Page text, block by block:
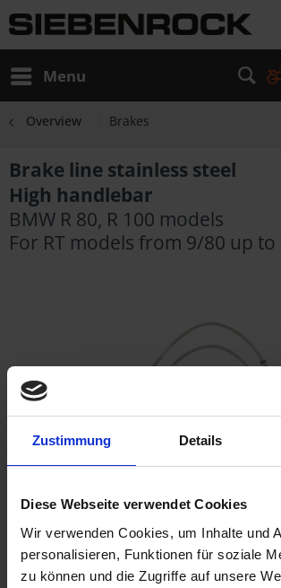
Zustimmung Details
Diese Webseite verwendet Cookies
Wir verwenden Cookies, um Inhalte und
personalisieren, Funktionen für soziale
zu können und die Zugriffe auf unsere
Menu
Overview Brakes
Brake line stainless steel
High handlebar
BMW R 80, R 100 models
For RT models from 9/80 up
€99.85
Prices incl. VAT,plus shipping costs
Ready to ship today, Delivery time appr. 2-
Germany